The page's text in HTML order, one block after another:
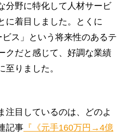
分野に特化して人材サービ
に着目しました。とくに
ビス」という将来性のあるテ
クだと感じて、好調な業績
至りました。
目しているのは、どのよ
記事『《元手160万円→4億